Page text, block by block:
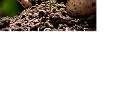
del Cambio¡